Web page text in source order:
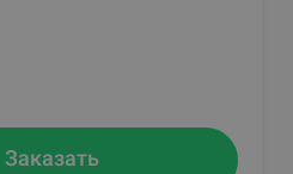
Заказать